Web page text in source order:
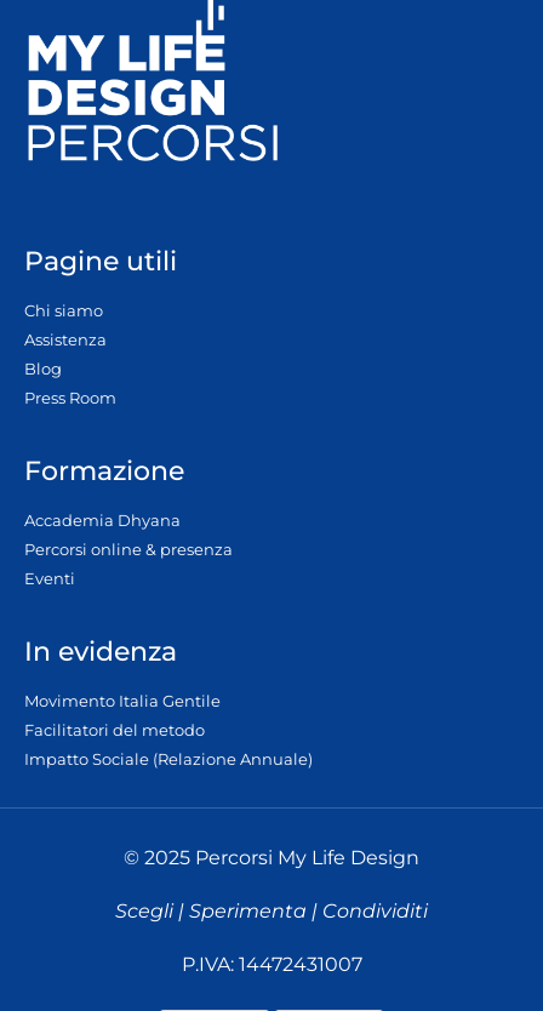
Pagine utili
Chi siamo
Assistenza
Blog
Press Room
Formazione
Accademia Dhyana
Percorsi online & presenza
Eventi
In evidenza
Movimento Italia Gentile
Facilitatori del metodo
Impatto Sociale (Relazione Annuale)
© 2025 Percorsi My Life Design
Scegli | Sperimenta | Condividiti
P.IVA: 14472431007